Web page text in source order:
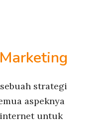
strategi
aspeknya
untuk